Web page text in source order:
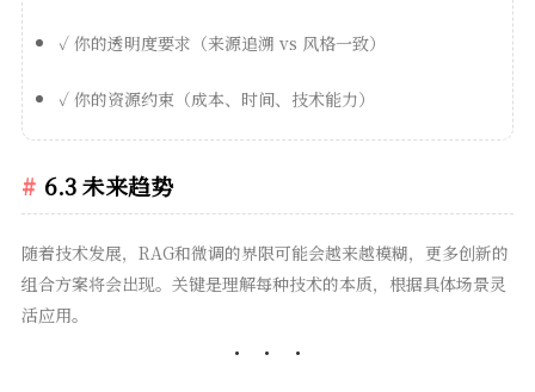
✓ 你的透明度要求（来源追溯 vs 风格一致）
✓ 你的资源约束（成本、时间、技术能力）
6.3 未来趋势
随着技术发展，RAG和微调的界限可能会越来越模糊，更多创新的
组合方案将会出现。关键是理解每种技术的本质，根据具体场景灵
活应用。